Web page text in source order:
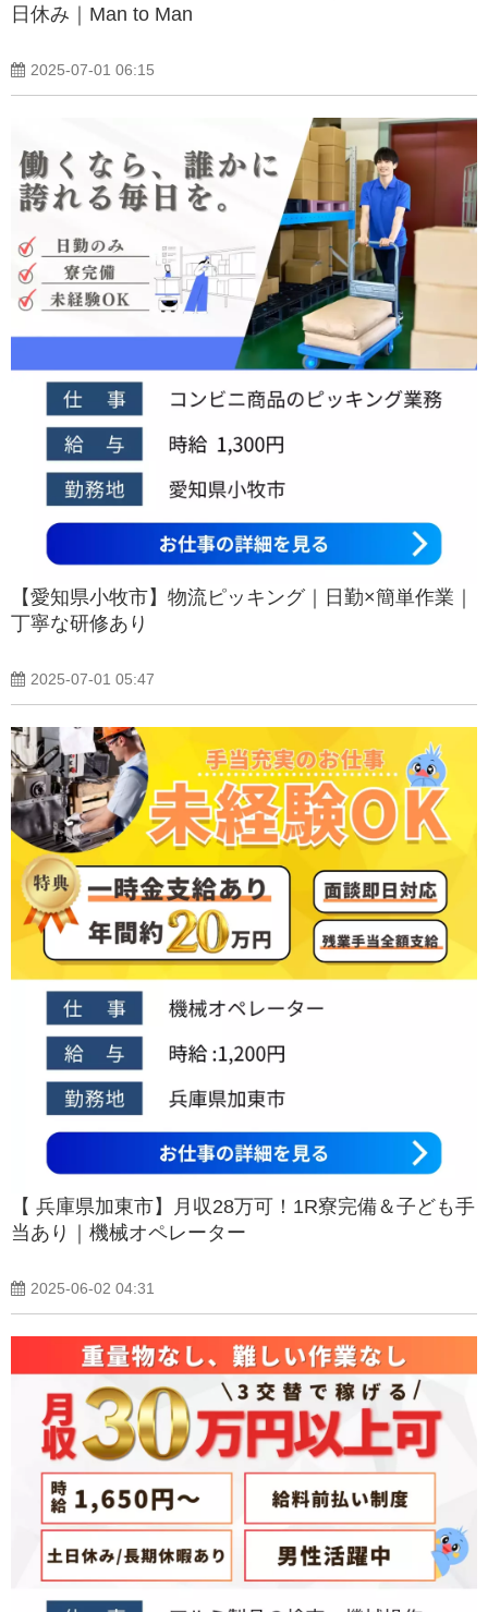
日休み｜Man to Man
2025-07-01 06:15
【愛知県小牧市】物流ピッキング｜日勤×簡単作業｜
丁寧な研修あり
2025-07-01 05:47
【 兵庫県加東市】月収28万可！1R寮完備＆子ども手
当あり｜機械オペレーター
2025-06-02 04:31